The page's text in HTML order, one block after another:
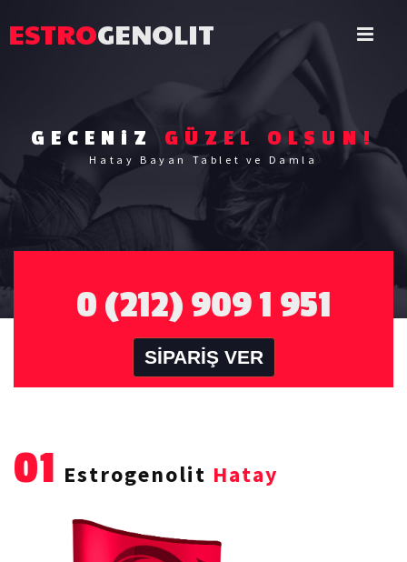
GECENiZ GÜZEL OLSUN!
Hatay Bayan Tablet ve Damla
ESTROGENOLIT
0 (212) 909 1 951
SİPARİŞ VER
01 Estrogenolit Hatay